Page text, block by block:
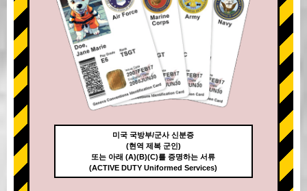
미국 국방부/군사 신분증
(현역 제복 군인)
또는 아래 (A)(B)(C)를 증명하는 서류
(ACTIVE DUTY Uniformed Services)